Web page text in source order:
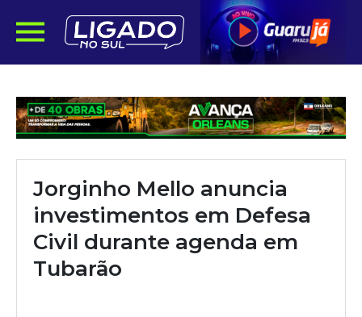
Jorginho Mello anuncia
investimentos em Defesa
Civil durante agenda em
Tubarão